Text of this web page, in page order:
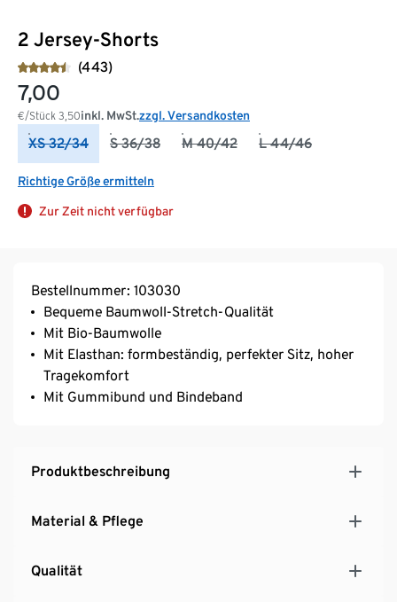
2 Jersey-Shorts
(443)
7,00
€/Stück 3,50inkl. MwSt.zzgl. Versandkosten
XS 32/34 S 36/38 M 40/42 L 44/46
Richtige Größe ermitteln
Zur Zeit nicht verfügbar
Bestellnummer: 103030
Bequeme Baumwoll-Stretch-Qualität
Mit Bio-Baumwolle
Mit Elasthan: formbeständig, perfekter Sitz, hoher
Tragekomfort
Mit Gummibund und Bindeband
Produktbeschreibung
Material & Pflege
Qualität